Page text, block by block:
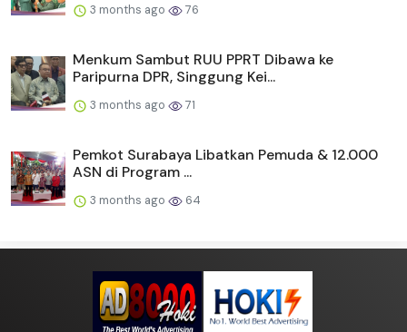
3 months ago 76
Menkum Sambut RUU PPRT Dibawa ke
Paripurna DPR, Singgung Kei...
3 months ago 71
Pemkot Surabaya Libatkan Pemuda & 12.000
ASN di Program ...
3 months ago 64